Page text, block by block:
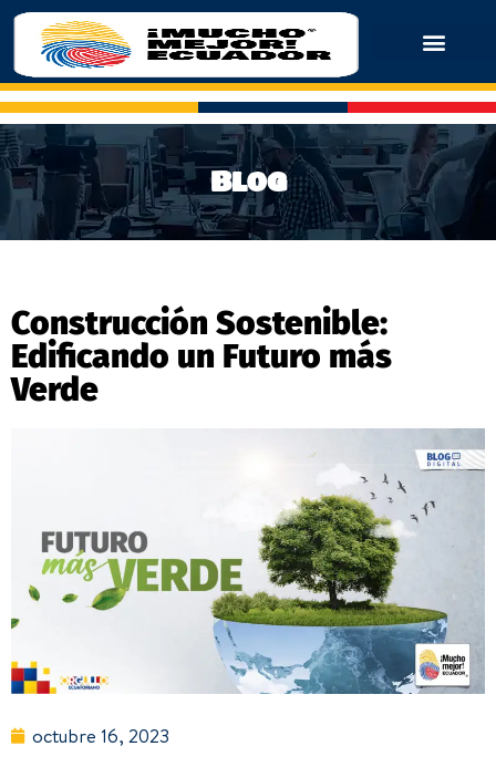
Blog
Construcción Sostenible:
Edificando un Futuro más
Verde
octubre 16, 2023